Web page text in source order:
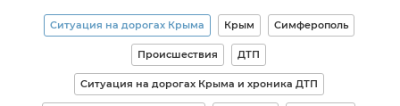
Ситуация на дорогах Крыма Крым Симферополь
Происшествия ДТП
Ситуация на дорогах Крыма и хроника ДТП